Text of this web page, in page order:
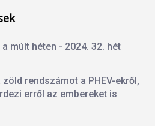
múlt héten - 2024. 32. hét
zöld rendszámot a PHEV-ekről,
erről az embereket is